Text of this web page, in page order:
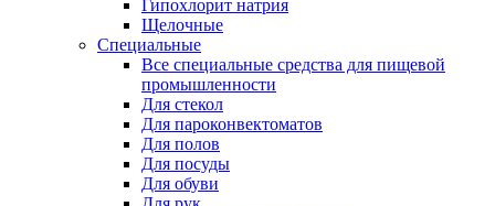
Гипохлорит натрия
Щелочные
Специальные
Все специальные средства для пищевой
промышленности
Для стекол
Для пароконвектоматов
Для полов
Для посуды
Для обуви